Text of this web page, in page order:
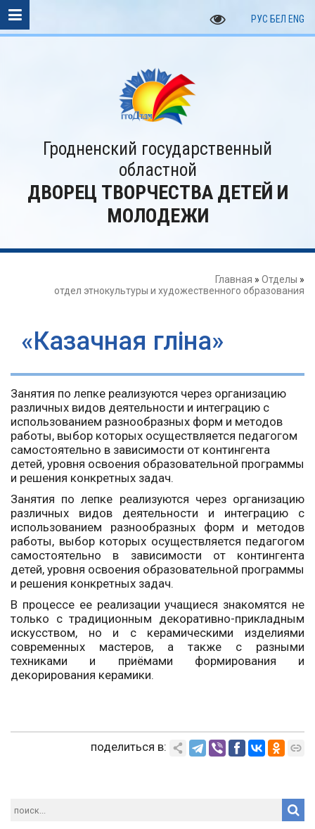
РУС БЕЛ ENG
Гродненский государственный
областной
ДВОРЕЦ ТВОРЧЕСТВА ДЕТЕЙ И
МОЛОДЕЖИ
Главная » Отделы »
отдел этнокультуры и художественного образования
«Казачная гліна»
Занятия по лепке реализуются через организацию
различных видов деятельности и интеграцию с
использованием разнообразных форм и методов
работы, выбор которых осуществляется педагогом
самостоятельно в зависимости от контингента
детей, уровня освоения образовательной программы
и решения конкретных задач.
Занятия по лепке реализуются через организацию
различных видов деятельности и интеграцию с
использованием разнообразных форм и методов
работы, выбор которых осуществляется педагогом
самостоятельно в зависимости от контингента
детей, уровня освоения образовательной программы
и решения конкретных задач.
В процессе ее реализации учащиеся знакомятся не
только с традиционным декоративно-прикладным
искусством, но и с керамическими изделиями
современных мастеров, а также с разными
техниками и приёмами формирования и
декорирования керамики.
поделиться в: